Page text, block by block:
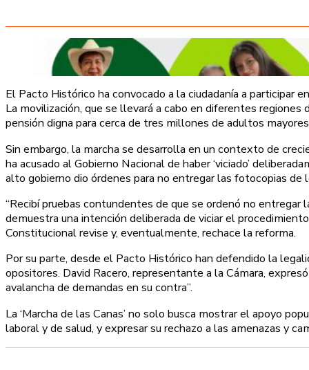
El Pacto Histórico ha convocado a la ciudadanía a participar
La movilización, que se llevará a cabo en diferentes
pensión digna para cerca de tres millones de adultos
Sin embargo, la marcha se desarrolla en un contexto de
ha acusado al Gobierno Nacional de haber ‘viciado’
alto gobierno dio órdenes para no entregar las fotocopias
“Recibí pruebas contundentes de que se ordenó no
demuestra una intención deliberada de viciar el
Constitucional revise y, eventualmente, rechace la reforma.
Por su parte, desde el Pacto Histórico han defendido la
opositores. David Racero, representante a la Cámara,
avalancha de demandas en su contra”.
La ‘Marcha de las Canas’ no solo busca mostrar el apoyo
laboral y de salud, y expresar su rechazo a las amenazas y